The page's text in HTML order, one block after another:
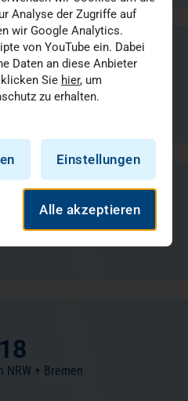
MVZs,
jährlich unserer Fürsorge an
18
NRW + Bremen
Analyse der Zugriffe auf
wir Google Analytics.
von YouTube ein. Dabei
Daten an diese Anbieter
Sie hier, um
zu erhalten.
Einstellungen
Alle akzeptieren